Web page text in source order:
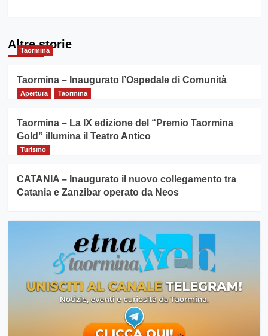
Altre storie
Taormina
Taormina – Inaugurato l’Ospedale di Comunità
Apertura Taormina
Taormina – La IX edizione del “Premio Taormina
Gold” illumina il Teatro Antico
Turismo
CATANIA – Inaugurato il nuovo collegamento tra
Catania e Zanzibar operato da Neos